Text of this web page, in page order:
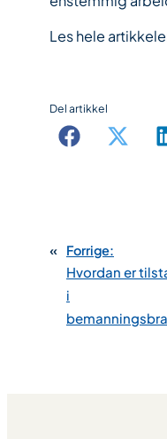
Les hele
Del artikkel
« Forrige:
Hvordan er
i